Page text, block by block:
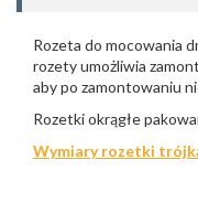
Rozeta do mocowania
rozety umożliwia
aby po zamontowaniu
Rozetki okrągłe
Wymiary rozetki